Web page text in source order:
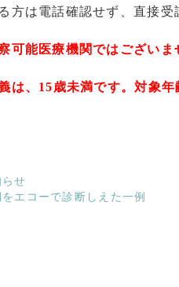
方は電話確認せず、直接受
可能医療機関ではござい
は、15歳未満です。対象
せ
エコーで診断しえた一例